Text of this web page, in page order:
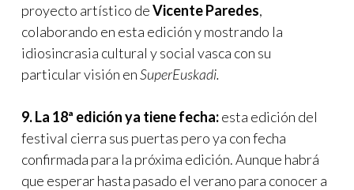
proyecto artístico deVicente Paredes,
colaborando en esta edición y mostrando la
idiosincrasia cultural y social vasca con su
particular visión enSuperEuskadi.
9. La 18ª edición ya tiene fecha:esta edición del
festival cierra sus puertas pero ya con fecha
confirmada para la próxima edición. Aunque habrá
que esperar hasta pasado el verano para conocer a